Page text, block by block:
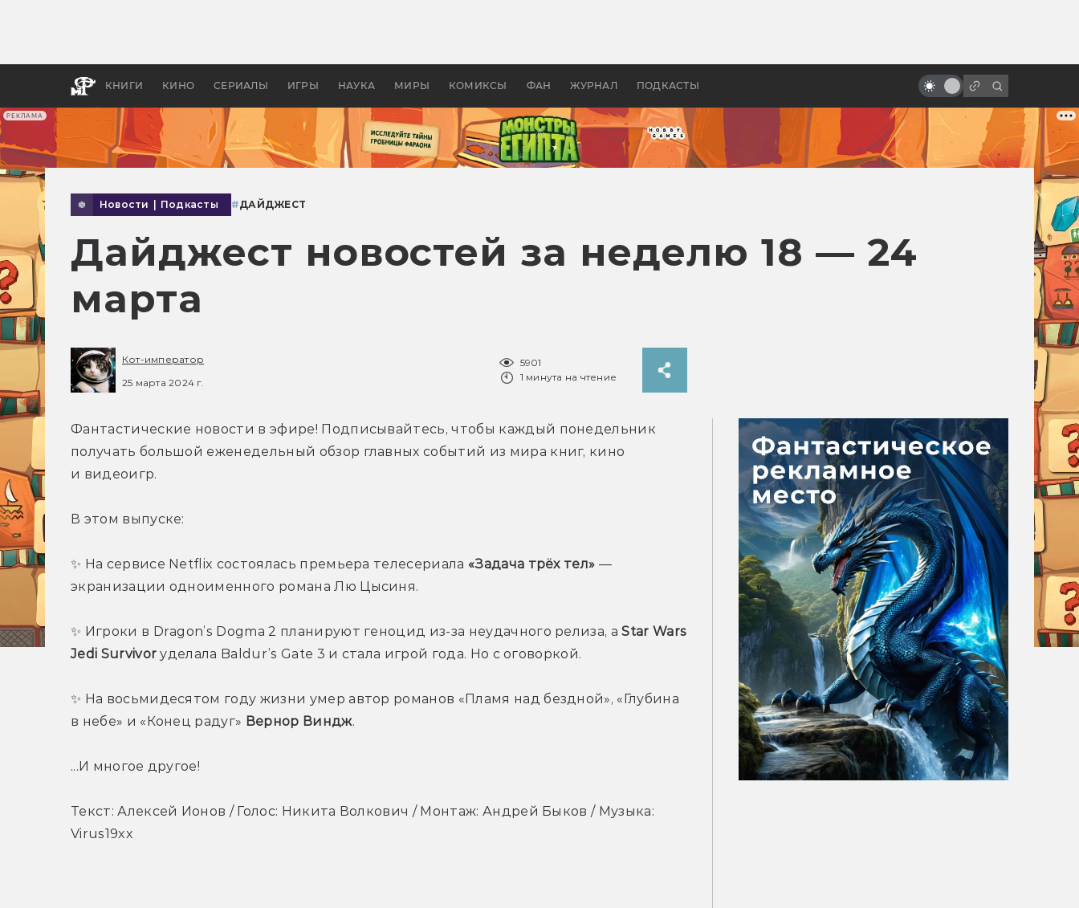
РЕКЛАМА
КНИГИ КИНО СЕРИАЛЫ ИГРЫ НАУКА МИРЫ КОМИКСЫ ФАН ЖУРНАЛ ПОДКАСТЫ
бы «Властелина колец»
Древней Грецией
история создания фильма
Новости Подкасты #ДАЙДЖЕСТ
Дайджест новостей за неделю 18 — 24
марта
Кот-император
25 марта 2024 г.
5901
1 минута на чтение
Фантастические новости в эфире! Подписывайтесь, чтобы каждый понедельник
получать большой еженедельный обзор главных событий из мира книг, кино
и видеоигр.
В этом выпуске:
✨ На сервисе Netflix состоялась премьера телесериала «Задача трёх тел» —
экранизации одноименного романа Лю Цысиня.
✨ Игроки в Dragon’s Dogma 2 планируют геноцид из-за неудачного релиза, а Star Wars
Jedi Survivor уделала Baldur’s Gate 3 и стала игрой года. Но с оговоркой.
✨ На восьмидесятом году жизни умер автор романов «Пламя над бездной», «Глубина
в небе» и «Конец радуг» Вернор Виндж.
...И многое другое!
Текст: Алексей Ионов / Голос: Никита Волкович / Монтаж: Андрей Быков / Музыка:
Virus19xx